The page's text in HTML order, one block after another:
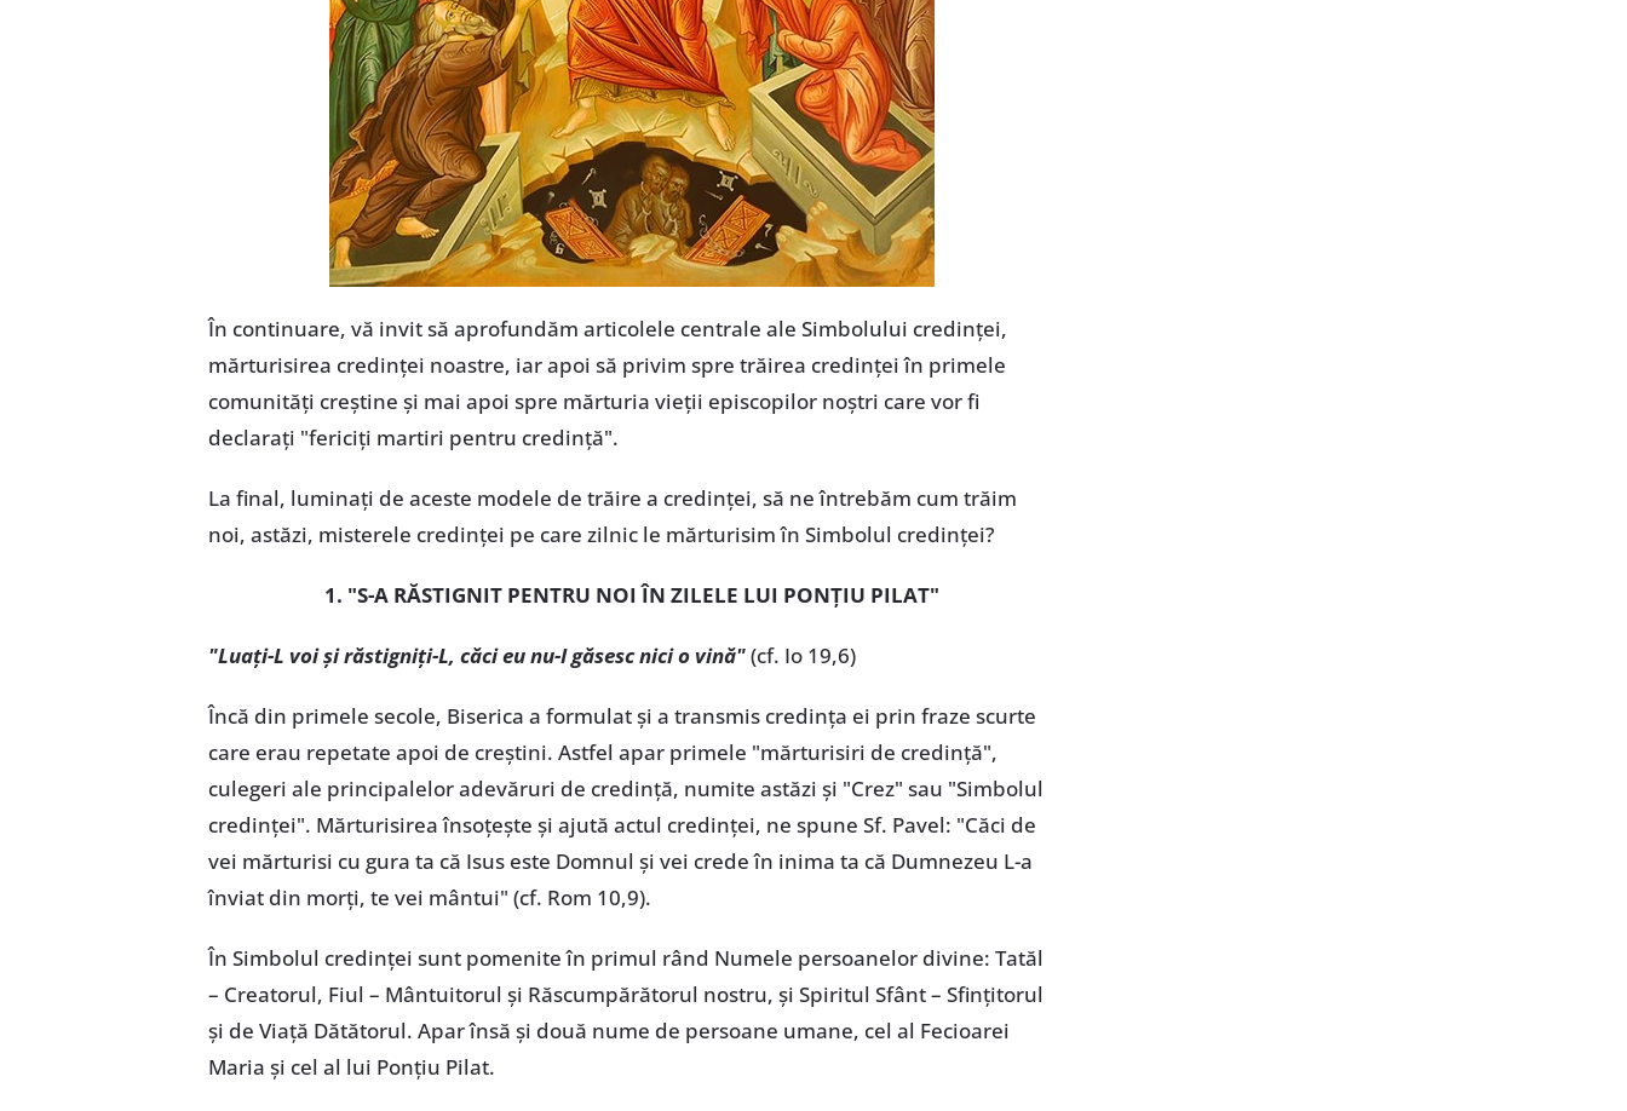
În continuare, vă invit să aprofundăm articolele centrale ale Simbolului credinței,
mărturisirea credinței noastre, iar apoi să privim spre trăirea credinței în primele
comunități creștine și mai apoi spre mărturia vieții episcopilor noștri care vor fi
declarați "fericiți martiri pentru credință".
La final, luminați de aceste modele de trăire a credinței, să ne întrebăm cum trăim
noi, astăzi, misterele credinței pe care zilnic le mărturisim în Simbolul credinței?
1. "S-A RĂSTIGNIT PENTRU NOI ÎN ZILELE LUI PONȚIU PILAT"
"Luați-L voi și răstigniți-L, căci eu nu-I găsesc nici o vină"(cf. Io 19,6)
Încă din primele secole, Biserica a formulat și a transmis credința ei prin fraze scurte
care erau repetate apoi de creștini. Astfel apar primele "mărturisiri de credință",
culegeri ale principalelor adevăruri de credință, numite astăzi și "Crez" sau "Simbolul
credinței". Mărturisirea însoțește și ajută actul credinței, ne spune Sf. Pavel: "Căci de
vei mărturisi cu gura ta că Isus este Domnul și vei crede în inima ta că Dumnezeu L-a
înviat din morți, te vei mântui" (cf. Rom 10,9).
În Simbolul credinței sunt pomenite în primul rând Numele persoanelor divine: Tatăl
– Creatorul, Fiul – Mântuitorul și Răscumpărătorul nostru, și Spiritul Sfânt – Sfințitorul
și de Viață Dătătorul. Apar însă și două nume de persoane umane, cel al Fecioarei
Maria și cel al lui Ponțiu Pilat.